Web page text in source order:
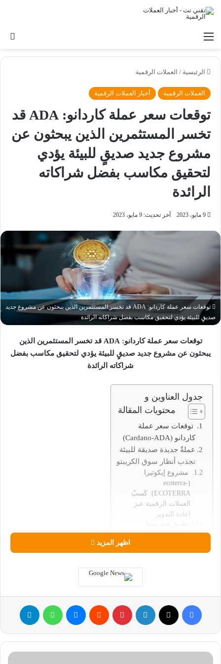
القائمة
الرئيسية / العملات الرقمية
العملات الرقمية أخبار العملات الرقمية
توقعات سعر عملة كاردانو: ADA قد
تخسر المستثمرين الذين يبحثون عن
مشروع جديد صديقٍ للبيئة يؤدي
لتحقيق مكاسب بفضل شراكاته
الرائدة
9 مايو، 2023 آخر تحديث: 9 مايو، 2023
توقعات سعر عملة كاردانو: ADA قد تخسر المستثمرين الذين يبحثون عن مشروع جديد
صديقٍ للبيئة يؤدي لتحقيق مكاسب بفضل شراكاته الرائدة
توقعات سعر عملة كاردانو: ADA قد تخسر المستثمرين الذين
يبحثون عن مشروع جديد صديقٍ للبيئة يؤدي لتحقيق مكاسب بفضل
شراكاته الرائدة
جدول العناوين و
محتويات المقالة
توقعات سعر عملة
كاردانو (Cardano-ADA)
عملةٌ جديدة صديقة للبيئة
تجذب أنظار سوق الكريبتو
مشروع إيكوتيرا
(ecoterra-
ECOTERRA): كَسبُ
العملات الرقمية عبرَ
إعادة التدوير
“إعادة التدوير من
(Recycle-to-Earn)
ملف التأثير المُسجّل
علاماتٌ تجاريةٌ كُبرى
معجبةٌ بهذه المزايا
وتتعاون مع المشروع
اظهر المزيد
فيسبوك لينكدإن بينتيريست ماسنجر واتساب
نجاح